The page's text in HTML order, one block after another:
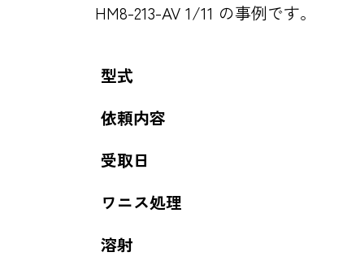
HM8-213-AV 1/11 の事例です。
型式
依頼内容
受取日
ワニス処理
溶射